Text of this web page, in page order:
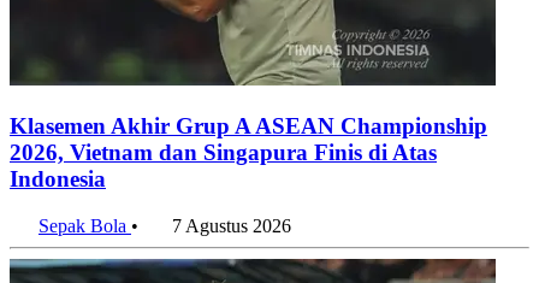
Klasemen Akhir Grup A ASEAN Championship
2026, Vietnam dan Singapura Finis di Atas
Indonesia
Sepak Bola • 7 Agustus 2026